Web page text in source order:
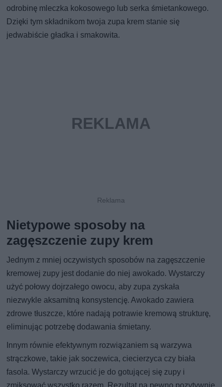
odrobinę mleczka kokosowego lub serka śmietankowego.
Dzięki tym składnikom twoja zupa krem stanie się
jedwabiście gładka i smakowita.
Nietypowe sposoby na
zagęszczenie zupy krem
Jednym z mniej oczywistych sposobów na zagęszczenie
kremowej zupy jest dodanie do niej awokado. Wystarczy
użyć połowy dojrzałego owocu, aby zupa zyskała
niezwykle aksamitną konsystencję. Awokado zawiera
zdrowe tłuszcze, które nadają potrawie kremową strukturę,
eliminując potrzebę dodawania śmietany.
Innym równie efektywnym rozwiązaniem są warzywa
strączkowe, takie jak soczewica, ciecierzyca czy biała
fasola. Wystarczy wrzucić je do gotującej się zupy i